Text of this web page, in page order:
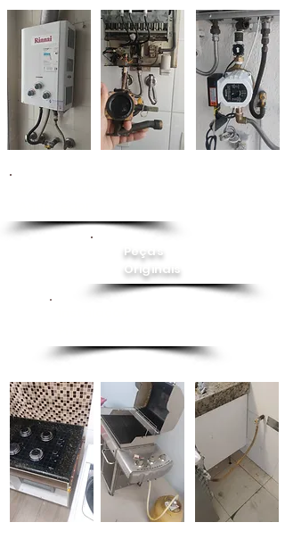
Peças
Originais